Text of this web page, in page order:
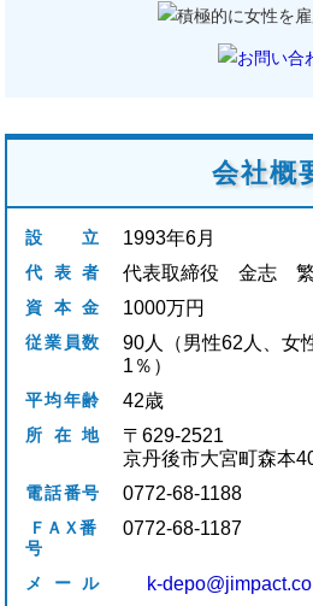
会社概
設立 1993年6月
代表者 代表取締役 金志
資本金 1000万円
従業員数
90人（男性62人、女
1％）
平均年齢 42歳
所在地
〒629-2521
京丹後市大宮町森本
電話番号 0772-68-1188
ＦＡＸ番
号
0772-68-1187
メール k-